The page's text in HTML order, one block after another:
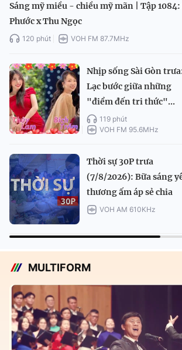
Sáng mỹ miều - chiều mỹ mãn | Tập
Phước x Thu Ngọc
120 phút VOH FM 87.7MHz
Nhịp sống Sài Gòn
Lạc bước giữa những
"điểm đến tri thức"...
119 phút
VOH FM 95.6MHz
Thời sự 30P trưa
(7/8/2026): Bữa sáng
thương ấm áp sẻ chia
VOH AM 610KHz
MULTIFORM